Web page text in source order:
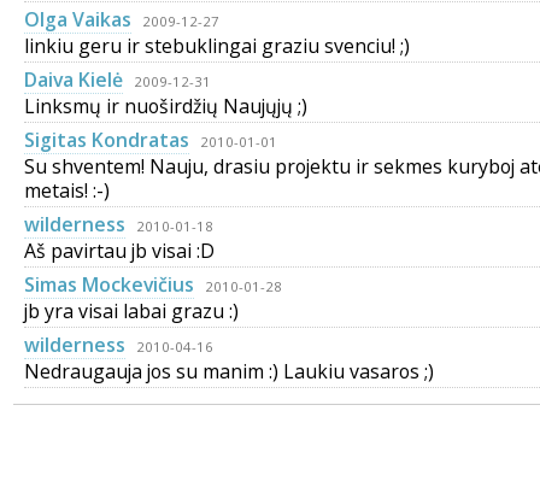
Olga Vaikas
2009-12-27
linkiu geru ir stebuklingai graziu svenciu! ;)
Daiva Kielė
2009-12-31
Linksmų ir nuoširdžių Naujųjų ;)
Sigitas Kondratas
2010-01-01
Su shventem! Nauju, drasiu projektu ir sekmes kuryboj
metais! :-)
wilderness
2010-01-18
Aš pavirtau jb visai :D
Simas Mockevičius
2010-01-28
jb yra visai labai grazu :)
wilderness
2010-04-16
Nedraugauja jos su manim :) Laukiu vasaros ;)